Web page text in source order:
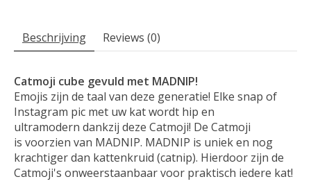
Beschrijving Reviews (0)
Catmoji cube gevuld met MADNIP!
Emojis zijn de taal van deze generatie! Elke snap of
Instagram pic met uw kat wordt hip en
ultramodern dankzij deze Catmoji! De Catmoji
is voorzien van MADNIP. MADNIP is uniek en nog
krachtiger dan kattenkruid (catnip). Hierdoor zijn de
Catmoji's onweerstaanbaar voor praktisch iedere kat!